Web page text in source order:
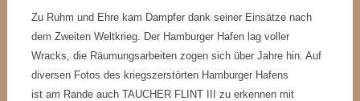
Zu Ruhm und Ehre kam Dampfer dank seiner Einsätze nach
dem Zweiten Weltkrieg. Der Hamburger Hafen lag voller
Wracks, die Räumungsarbeiten zogen sich über Jahre hin. Auf
diversen Fotos des kriegszerstörten Hamburger Hafens
ist am Rande auch TAUCHER FLINT III zu erkennen mit